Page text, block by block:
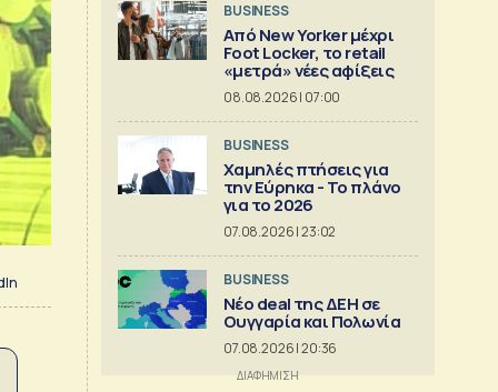
BUSINESS
Από New Yorker μέχρι
Foot Locker, το retail
«μετρά» νέες αφίξεις
08.08.2026 | 07:00
BUSINESS
Χαμηλές πτήσεις για
την Εύρηκα - Το πλάνο
για το 2026
07.08.2026 | 23:02
BUSINESS
Νέο deal της ΔΕΗ σε
Ουγγαρία και Πολωνία
07.08.2026 | 20:36